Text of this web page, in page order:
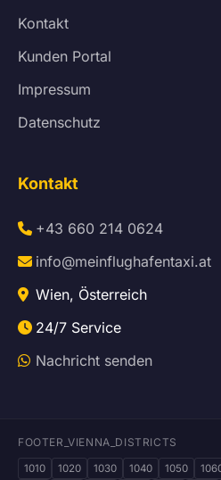
Kontakt
Kunden Portal
Impressum
Datenschutz
Kontakt
+43 660 214 0624
info@meinflughafentaxi.at
Wien, Österreich
24/7 Service
Nachricht senden
FOOTER_VIENNA_DISTRICTS
1010 1020 1030 1040 1050